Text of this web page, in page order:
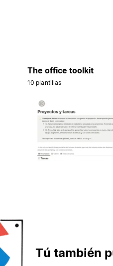
The office toolkit
10 plantillas
Tú también